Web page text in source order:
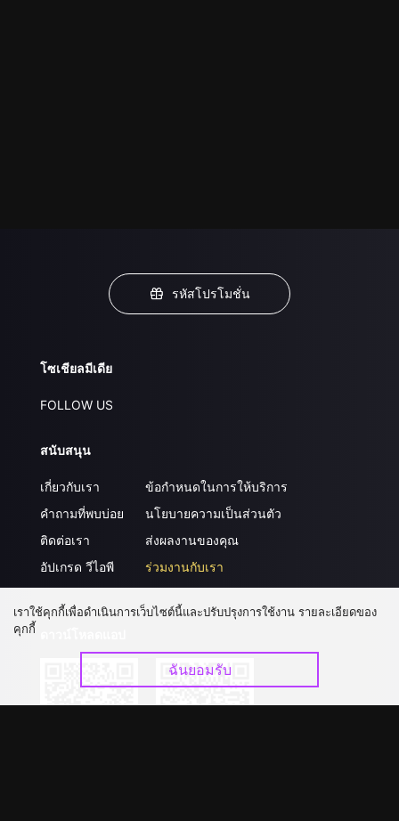
รหัสโปรโมชั่น
โซเชียลมีเดีย
FOLLOW US
สนับสนุน
เกี่ยวกับเรา
คำถามที่พบบ่อย
ติดต่อเรา
อัปเกรด วีไอพี
ข้อกำหนดในการให้บริการ
นโยบายความเป็นส่วนตัว
ส่งผลงานของคุณ
ร่วมงานกับเรา
เราใช้คุกกี้เพื่อดำเนินการเว็บไซต์นี้และปรับปรุงการใช้งาน รายละเอียดของ
คุกกี้
ฉันยอมรับ